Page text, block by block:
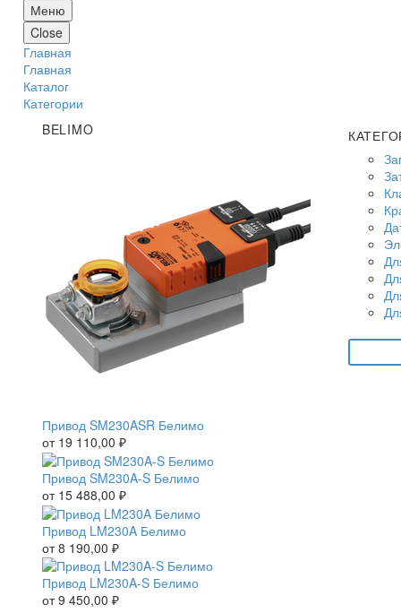
Меню
Close
Главная
Главная
Каталог
Категории
BELIMO
Привод SM230ASR Белимо
от 19 110,00 ₽
Привод SM230A-S Белимо
от 15 488,00 ₽
Привод LM230A Белимо
от8 190,00 ₽
Привод LM230A-S Белимо
от9 450,00 ₽